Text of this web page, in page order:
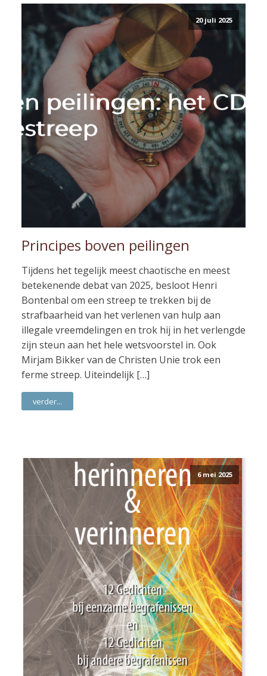
20 juli 2025
Principes boven peilingen
Tijdens het tegelijk meest chaotische en meest
betekenende debat van 2025, besloot Henri
Bontenbal om een streep te trekken bij de
strafbaarheid van het verlenen van hulp aan
illegale vreemdelingen en trok hij in het verlengde
zijn steun aan het hele wetsvoorstel in. Ook
Mirjam Bikker van de Christen Unie trok een
ferme streep. Uiteindelijk […]
verder...
6 mei 2025